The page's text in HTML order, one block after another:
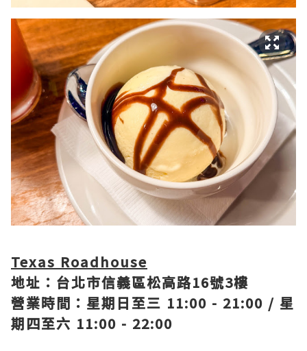
Texas Roadhouse
地址：台北市信義區松高路16號3樓
營業時間：星期日至三 11:00 - 21:00 / 星
期四至六 11:00 - 22:00